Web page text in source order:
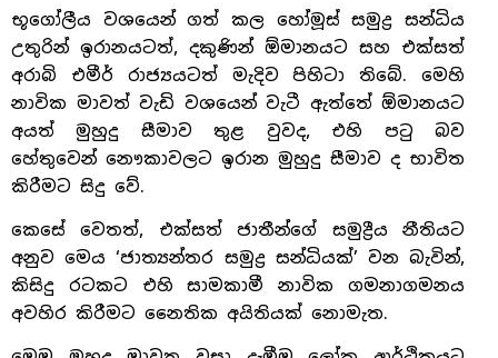
භූගෝලීය වශයෙන් ගත් කල හෝමූස් සමුද්‍ර සන්ධිය
උතුරින් ඉරානයටත්, දකුණින් ඕමානයට සහ එක්සත්
අරාබි එමීර් රාජ්‍යයටත් මැදිව පිහිටා තිබේ. මෙහි
නාවික මාවත් වැඩි වශයෙන් වැටී ඇත්තේ ඕමානයට
අයත් මුහුදු සීමාව තුළ වුවද, එහි පටු බව
හේතුවෙන් නෞකාවලට ඉරාන මුහුදු සීමාව ද භාවිත
කිරීමට සිදු වේ.
කෙසේ වෙතත්, එක්සත් ජාතීන්ගේ සමුද්‍රීය නීතියට
අනුව මෙය ‘ජාත්‍යන්තර සමුද්‍ර සන්ධියක්’ වන බැවින්,
කිසිදු රටකට එහි සාමකාමී නාවික ගමනාගමනය
අවහිර කිරීමට නෛතික අයිතියක් නොමැත.